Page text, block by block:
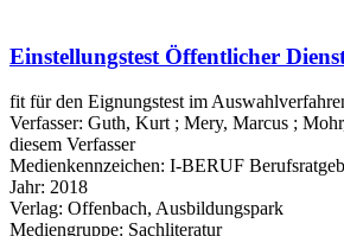
Einstellungstest Öffentlicher
fit für den Eignungstest im
Verfasser: Guth, Kurt ; Mery, Marcus ;
diesem Verfasser
Medienkennzeichen: I-BERUF
Jahr: 2018
Verlag: Offenbach, Ausbildungspark
Mediengruppe: Sachliteratur